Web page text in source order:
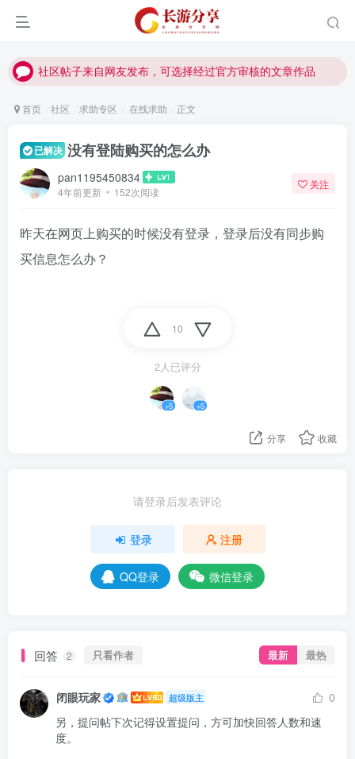
社区帖子来自网友发布，可选择经过官方审核的文章作品
社区帖子来自网友发布，可选择经过官方审核的文章作品
首页 社区 求助专区 在线求助 正文
已解决 没有登陆购买的怎么办
pan1195450834
4年前更新 152次阅读
关注
昨天在网页上购买的时候没有登录，登录后没有同步购
买信息怎么办？
10
2人已评分
+5 +5
分享 收藏
请登录后发表评论
登录 注册
QQ登录 微信登录
回答 2 只看作者 最新 最热
闭眼玩家 超级版主
0
另，提问帖下次记得设置提问，方可加快回答人数和速
度。